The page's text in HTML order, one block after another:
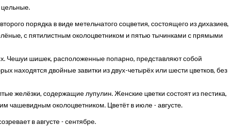
порядка в виде метельчатого соцветия, состоящего из дихазиев,
с пятилистным околоцветником и пятью тычинками с прямыми
Чешуи шишек, расположенные попарно, представляют собой
находятся двойные завитки из двух-четырёх или шести цветков, без
желёзки, содержащие лупулин. Женские цветки состоят из пестика,
чашевидным околоцветником. Цветёт в июле - августе.
в августе - сентябре.